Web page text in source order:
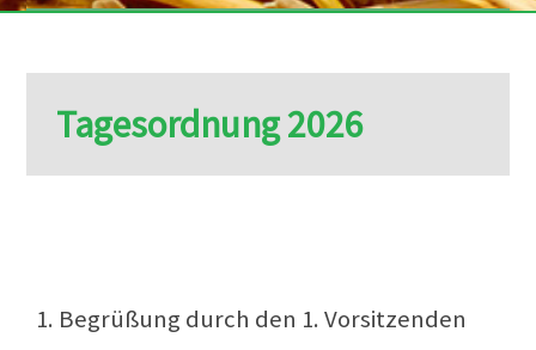
Tagesordnung 2026
1. Begrüßung durch den 1. Vorsitzenden